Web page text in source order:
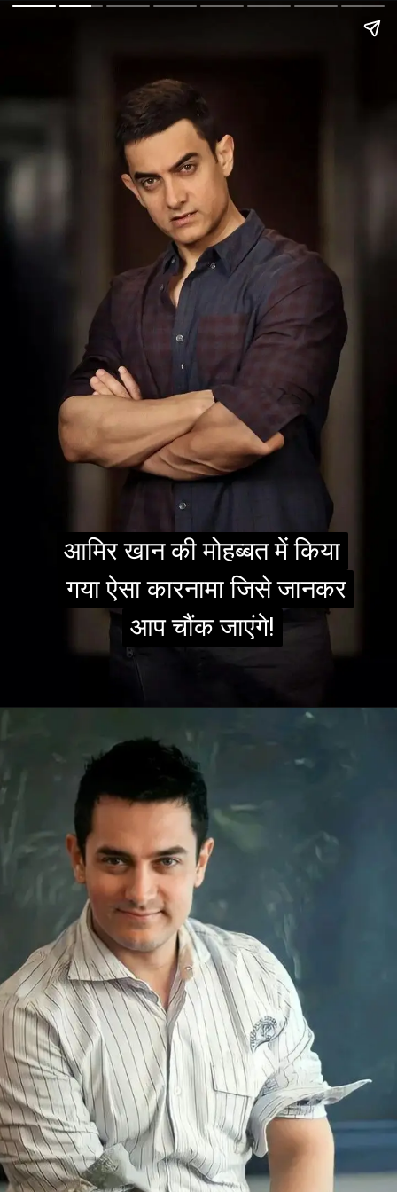
आमिर खान की मोहब्बत में किया
गया ऐसा कारनामा जिसे जानकर
आप चौंक जाएंगे!
आमिर खान की मोहब्बत में किया
गया ऐसा कारनामा जिसे जानकर
आप चौंक जाएंगे!